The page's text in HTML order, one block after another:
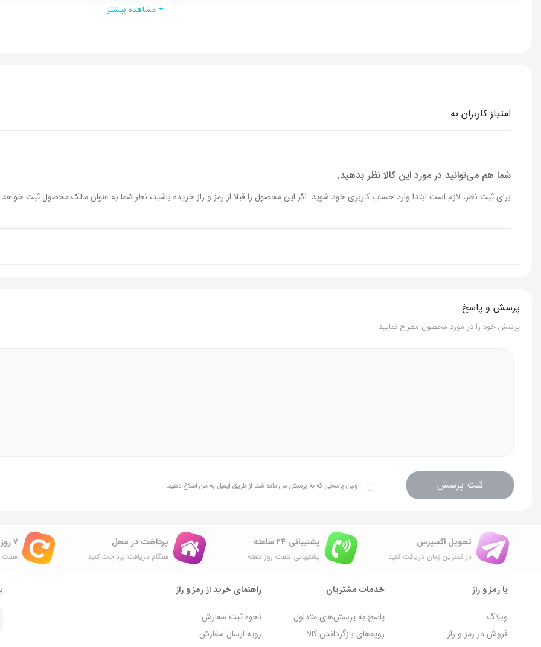
متناسب با PHپوست
+ مشاهده بیشتر
امتیاز کاربران به
شما هم می‌توانید در مورد این کالا نظر بدهید.
برای ثبت نظر، لازم است ابتدا وارد حساب کاربری خود شوید. اگر این محصول را قبلا از رمز و راز خریده باشید، نظر شما به عنوان مالک محصول ثبت
پرسش و پاسخ
پرسش خود را در مورد محصول مطرح نمایید
ثبت پرسش اولین پاسخی که به پرسش من داده شد، از طریق ایمیل به من اطلاع دهید.
تحویل اکسپرس
در کمترین زمان دریافت کنید
پشتیبانی ۲۴ ساعته
پشتیبانی هفت روز هفته
پرداخت در محل
هنگام دریافت پرداخت کنید
۷ روز ضمانت بازگشت
هفت
با رمز و راز
وبلاگ
فروش در رمز و راز
خدمات مشتریان
پاسخ به پرسش‌های متداول
رویه‌های بازگرداندن کالا
راهنمای خرید از رمز و راز
نحوه ثبت سفارش
رویه ارسال سفارش